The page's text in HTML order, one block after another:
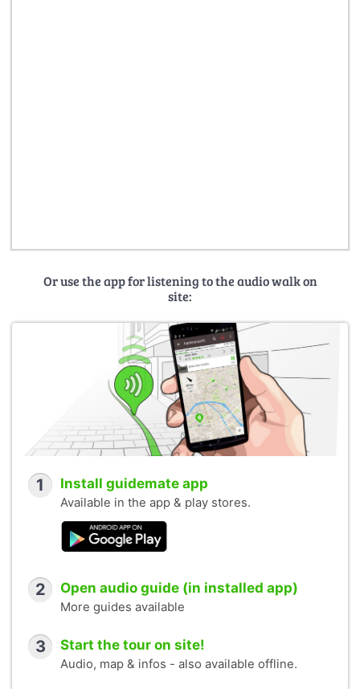
Or use the app for listening to the audio walk on
site:
1 Install guidemate app
Available in the app & play stores.
2 Open audio guide (in installed app)
More guides available
3 Start the tour on site!
Audio, map & infos - also available offline.